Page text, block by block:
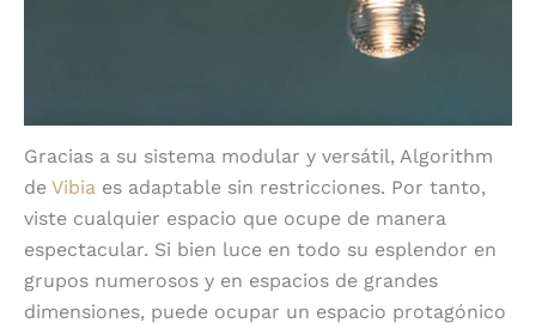
Gracias a su sistema modular y versátil, Algorithm
de Vibia es adaptable sin restricciones. Por tanto,
viste cualquier espacio que ocupe de manera
espectacular. Si bien luce en todo su esplendor en
grupos numerosos y en espacios de grandes
dimensiones, puede ocupar un espacio protagónico